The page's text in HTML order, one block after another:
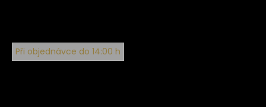
Při objednávce do 14:00 h